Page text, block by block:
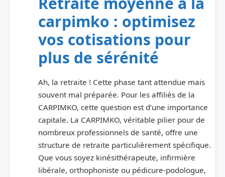
carpimko : optimisez
vos cotisations pour
plus de sérénité
Ah, la retraite ! Cette phase tant attendue mais
souvent mal préparée. Pour les affiliés de la
CARPIMKO, cette question est d’une importance
capitale. La CARPIMKO, véritable pilier pour de
nombreux professionnels de santé, offre une
structure de retraite particulièrement spécifique.
Que vous soyez kinésithérapeute, infirmière
libérale, orthophoniste ou pédicure-podologue,